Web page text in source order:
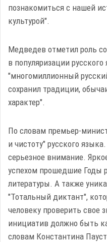
познакомиться с нашей
культурой".
Медведев отметил роль
в популяризации
"многомиллионный
сохранил традиции,
характер".
По словам премьер-
и чистоту" русского
серьезное внимание.
успехом прошедшие Годы
литературы. А также
"Тотальный диктант",
человеку проверить свое
инициатив должно быть
словам Константина